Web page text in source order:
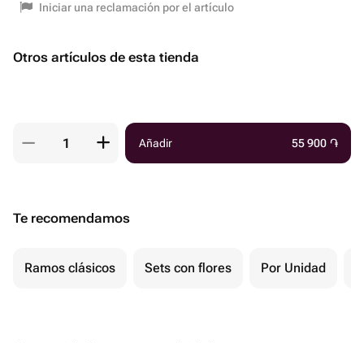
Iniciar una reclamación por el artículo
Otros artículos de esta tienda
Añadir 55 900 ֏
Te recomendamos
Ramos clásicos Sets con flores Por Unidad